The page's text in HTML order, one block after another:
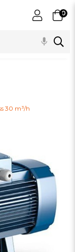
0
30 m³/h